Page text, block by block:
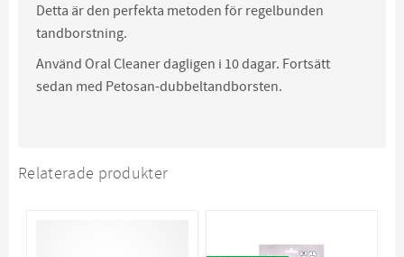
Detta är den perfekta metoden för regelbunden
tandborstning.
Använd Oral Cleaner dagligen i 10 dagar. Fortsätt
sedan med Petosan-dubbeltandborsten.
Relaterade produkter